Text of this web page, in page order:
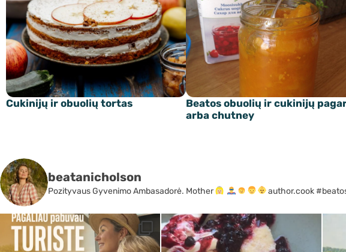
Cukinijų ir obuolių tortas
Beatos obuolių ir cukinijų
arba chutney
beatanicholson
Pozityvaus Gyvenimo Ambasadorė. Mother author.cook